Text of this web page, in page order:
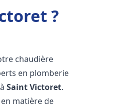
?
chaudière
en plomberie
àSaint Victoret.
matière de